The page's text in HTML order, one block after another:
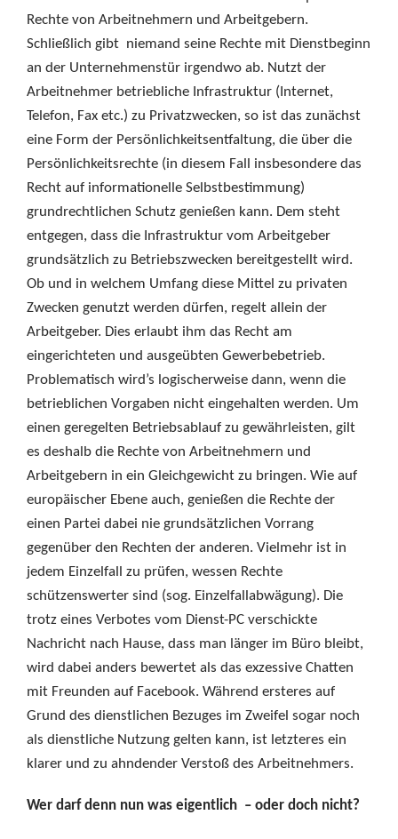
Rechte von Arbeitnehmern und Arbeitgebern.
Schließlich gibt niemand seine Rechte mit Dienstbeginn
an der Unternehmenstür irgendwo ab. Nutzt der
Arbeitnehmer betriebliche Infrastruktur (Internet,
Telefon, Fax etc.) zu Privatzwecken, so ist das zunächst
eine Form der Persönlichkeitsentfaltung, die über die
Persönlichkeitsrechte (in diesem Fall insbesondere das
Recht auf informationelle Selbstbestimmung)
grundrechtlichen Schutz genießen kann. Dem steht
entgegen, dass die Infrastruktur vom Arbeitgeber
grundsätzlich zu Betriebszwecken bereitgestellt wird.
Ob und in welchem Umfang diese Mittel zu privaten
Zwecken genutzt werden dürfen, regelt allein der
Arbeitgeber. Dies erlaubt ihm das Recht am
eingerichteten und ausgeübten Gewerbebetrieb.
Problematisch wird’s logischerweise dann, wenn die
betrieblichen Vorgaben nicht eingehalten werden. Um
einen geregelten Betriebsablauf zu gewährleisten, gilt
es deshalb die Rechte von Arbeitnehmern und
Arbeitgebern in ein Gleichgewicht zu bringen. Wie auf
europäischer Ebene auch, genießen die Rechte der
einen Partei dabei nie grundsätzlichen Vorrang
gegenüber den Rechten der anderen. Vielmehr ist in
jedem Einzelfall zu prüfen, wessen Rechte
schützenswerter sind (sog. Einzelfallabwägung). Die
trotz eines Verbotes vom Dienst-PC verschickte
Nachricht nach Hause, dass man länger im Büro bleibt,
wird dabei anders bewertet als das exzessive Chatten
mit Freunden auf Facebook. Während ersteres auf
Grund des dienstlichen Bezuges im Zweifel sogar noch
als dienstliche Nutzung gelten kann, ist letzteres ein
klarer und zu ahndender Verstoß des Arbeitnehmers.
Wer darf denn nun was eigentlich – oder doch nicht?